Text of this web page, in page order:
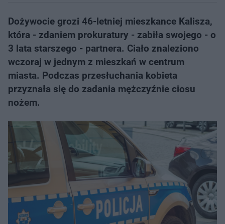
Dożywocie grozi 46-letniej mieszkance Kalisza,
która - zdaniem prokuratury - zabiła swojego - o
3 lata starszego - partnera. Ciało znaleziono
wczoraj w jednym z mieszkań w centrum
miasta. Podczas przesłuchania kobieta
przyznała się do zadania mężczyźnie ciosu
nożem.